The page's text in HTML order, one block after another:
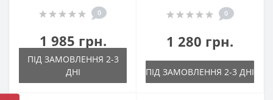
0
1 985 грн.
ПІД ЗАМОВЛЕННЯ 2-3
ДНІ
0
1 280 грн.
ПІД ЗАМОВЛЕННЯ 2-3 ДНІ